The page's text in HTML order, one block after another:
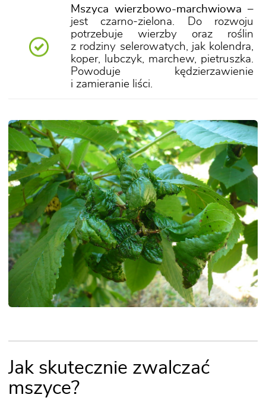
Mszyca wierzbowo-marchwiowa –
jest czarno-zielona. Do rozwoju
potrzebuje wierzby oraz roślin
z rodziny selerowatych, jak kolendra,
koper, lubczyk, marchew, pietruszka.
Powoduje kędzierzawienie
i zamieranie liści.
Jak skutecznie zwalczać
mszyce?